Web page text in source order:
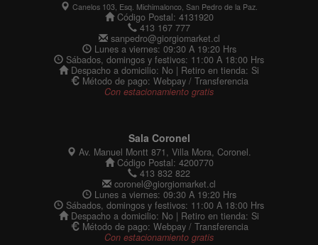
Canelos 103, Esq. Michimalonco, San Pedro de la Paz.
Código Postal: 4131920
413 167 777
sanpedro@giorgiomarket.cl
Lunes a viernes: 09:30 A 19:20 Hrs
Sábados, domingos y festivos: 11:00 A 18:00 Hrs
Despacho a domicilio: No | Retiro en tienda: Si
Método de pago: Webpay / Transferencia
Con estacionamiento gratis
Sala Coronel
Av. Manuel Montt 871, Villa Mora, Coronel.
Código Postal: 4200770
413 832 822
coronel@giorgiomarket.cl
Lunes a viernes: 09:30 A 19:20 Hrs
Sábados, domingos y festivos: 11:00 A 18:00 Hrs
Despacho a domicilio: No | Retiro en tienda: Si
Método de pago: Webpay / Transferencia
Con estacionamiento gratis